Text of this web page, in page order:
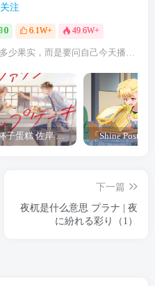
关注
0 6.1W+ 49.6W+
不要问自己收获了多少果实，而是要问自己今天播种了多少种子
经典杯子蛋糕 佐岸 漫画「经典杯子蛋糕」宣布真人日剧化
下一篇
夜杌是什么意思 プラナ | 夜
に紛れる彩り（1）